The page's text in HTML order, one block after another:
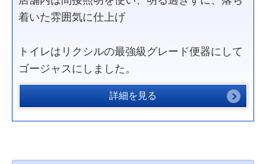
着いた雰囲気に仕上げ
トイレはリクシルの最強級グレード便器にして
ゴージャスにしました。
詳細を見る